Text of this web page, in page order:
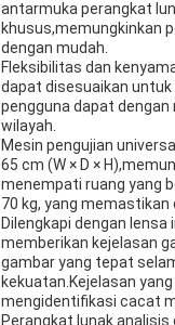
antarmuka perangkat
khusus,memungkinkan
dengan mudah.
Fleksibilitas dan
dapat disesuaikan
pengguna dapat
wilayah.
Mesin pengujian
65 cm (W × D ×
menempati ruang yang
70 kg, yang
Dilengkapi dengan
memberikan kejelasan
gambar yang tepat
kekuatan.Kejelasan
mengidentifikasi cacat
Perangkat lunak